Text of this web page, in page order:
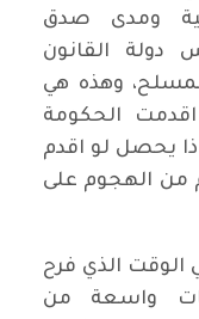
ومدى صدق
دولة القانون
وهذه هي
الحكومة
يحصل لو اقدم
من الهجوم على
الوقت الذي فرح
واسعة من